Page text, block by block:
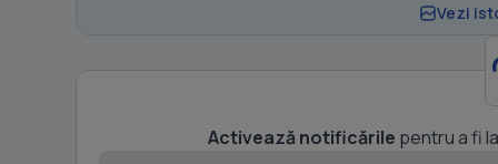
Vezi
Activează notificările pentru a fi